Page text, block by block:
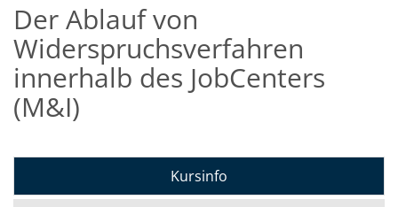
Der Ablauf von
Widerspruchsverfahren
innerhalb des JobCenters
(M&I)
Kursinfo